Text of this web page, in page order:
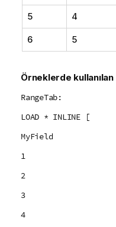
5 4
6 5
Örneklerde
RangeTab:
LOAD * INLINE [
MyField
1
2
3
4